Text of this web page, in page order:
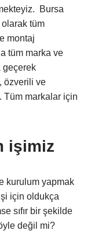
Bursa
tüm
montaj
tüm marka ve
geçerek
özverili ve
Tüm markalar için
işimiz
kurulum yapmak
için oldukça
sıfır bir şekilde
değil mi?